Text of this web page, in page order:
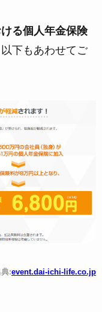
る個人年金保険
下もあわせてご
:event.dai-ichi-life.co.jp